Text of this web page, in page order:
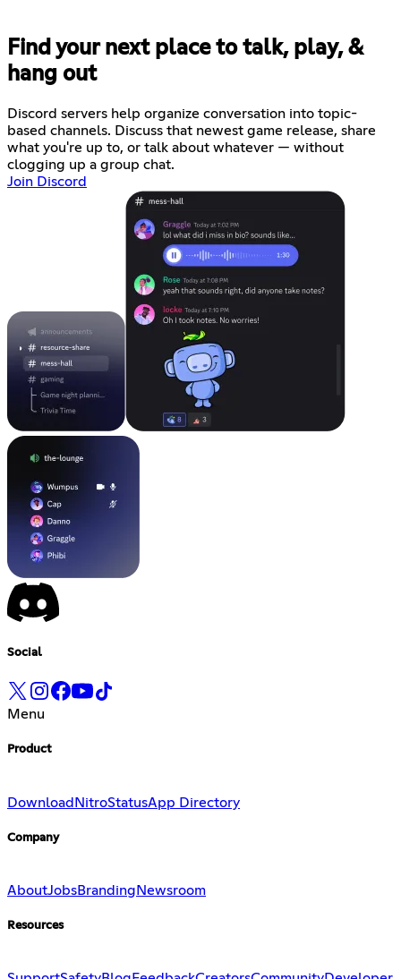
Find your next place to talk, play, &
hang out
Discord servers help organize conversation into topic-
based channels. Discuss that newest game release, share
what you're up to, or talk about whatever — without
clogging up a group chat.
Join Discord
Social
Menu
Product
Download NitroStatusApp Directory
Company
AboutJobsBranding Newsroom
Resources